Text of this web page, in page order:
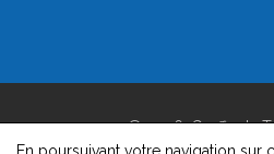
© 2026, Greffe du
Version : 1.8.1